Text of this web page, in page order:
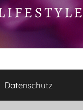
Datenschutz